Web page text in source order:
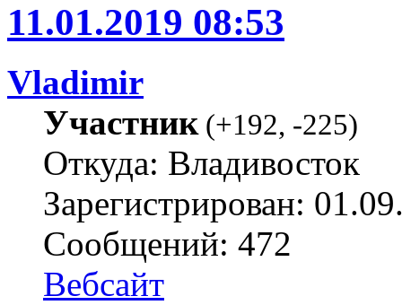
11.01.2019 08:53
Vladimir
Участник(+192, -225)
Откуда: Владивосток
Зарегистрирован:
Сообщений: 472
Вебсайт